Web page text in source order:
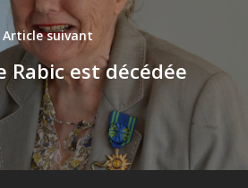
Article suivant
Rabic est décédée